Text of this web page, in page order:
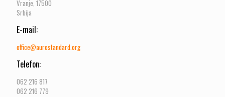
Vranje, 17500
Srbija
E-mail:
office@aurostandard.org
Telefon:
062 216 817
062 216 779